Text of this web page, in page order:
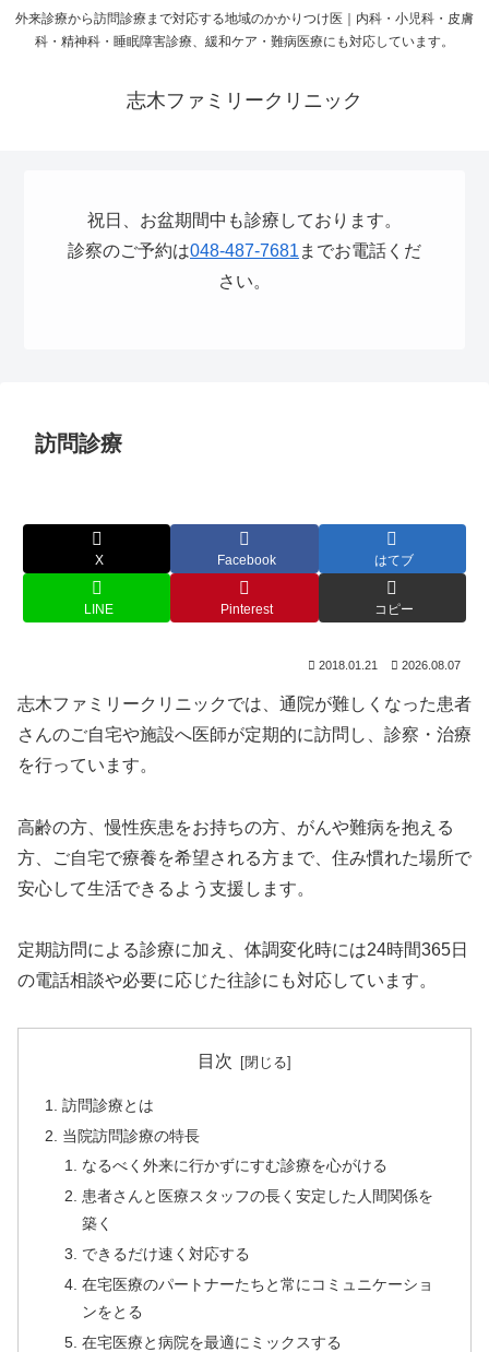
外来診療から訪問診療まで対応する地域のかかりつけ医｜内科・小児科・皮膚
科・精神科・睡眠障害診療、緩和ケア・難病医療にも対応しています。
志木ファミリークリニック
祝日、お盆期間中も診療しております。
診察のご予約は048-487-7681 までお電話くだ
さい。
訪問診療
X Facebook はてブ
LINE Pinterest コピー
2018.01.21 2026.08.07
志木ファミリークリニックでは、通院が難しくなった患者
さんのご自宅や施設へ医師が定期的に訪問し、診察・治療
を行っています。
高齢の方、慢性疾患をお持ちの方、がんや難病を抱える
方、ご自宅で療養を希望される方まで、住み慣れた場所で
安心して生活できるよう支援します。
定期訪問による診療に加え、体調変化時には24時間365日
の電話相談や必要に応じた往診にも対応しています。
目次
訪問診療とは
当院訪問診療の特長
なるべく外来に行かずにすむ診療を心がける
患者さんと医療スタッフの長く安定した人間関係を
築く
できるだけ速く対応する
在宅医療のパートナーたちと常にコミュニケーショ
ンをとる
在宅医療と病院を最適にミックスする